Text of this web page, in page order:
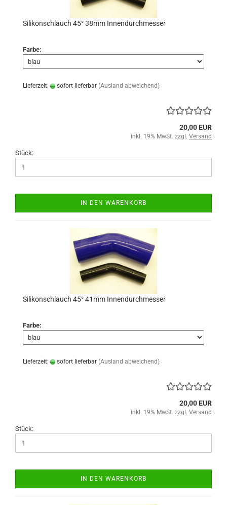
Silikonschlauch 45° 38mm Innendurchmesser
Farbe:
Lieferzeit: sofort lieferbar (Ausland abweichend)
20,00 EUR
inkl. 19% MwSt. zzgl. Versand
Stück:
IN DEN WARENKORB
Silikonschlauch 45° 41mm Innendurchmesser
Farbe:
Lieferzeit: sofort lieferbar (Ausland abweichend)
20,00 EUR
inkl. 19% MwSt. zzgl. Versand
Stück:
IN DEN WARENKORB